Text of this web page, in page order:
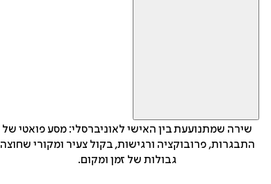
שירה שמתנועעת בין האישי לאוניברסלי: מסע פואטי של
התבגרות, פרובוקציה ורגישות, בקול צעיר ומקורי שחוצה
גבולות של זמן ומקום.